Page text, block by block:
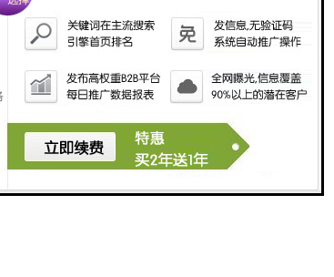
面，实现了工业智能化的重大突破。作为专销商，嘉兴某
大的**。如果您对西门子触摸屏还有多疑问或需求，请随